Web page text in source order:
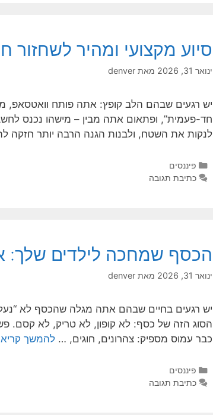
סיוע מקצועי ומהיר לשחזור
ינואר 31, 2026 מאת denver
יש רגעים שבהם הלב קופץ: אתה פותח וואטסאפ,
חד-פעמית”, ופתאום אתה מבין – מישהו נכנס
לנקות את השטח, ולבנות הגנה הרבה יותר חזקה
פיננסים
כתיבת תגובה
הכסף שמחכה לילדים שלך:
ינואר 31, 2026 מאת denver
יש רגעים בחיים שבהם אתה מגלה שהכסף לא
הסוג הזה של כסף: לא קופון, לא טריק, לא קסם.
כבר עמוס מספיק: צהרונים, חוגים, … להמשך
פיננסים
כתיבת תגובה